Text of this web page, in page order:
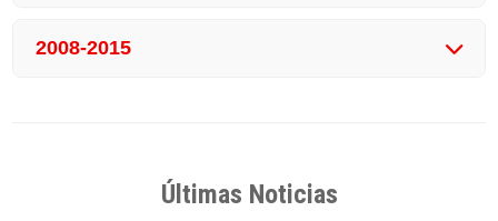
2008-2015
Últimas Noticias